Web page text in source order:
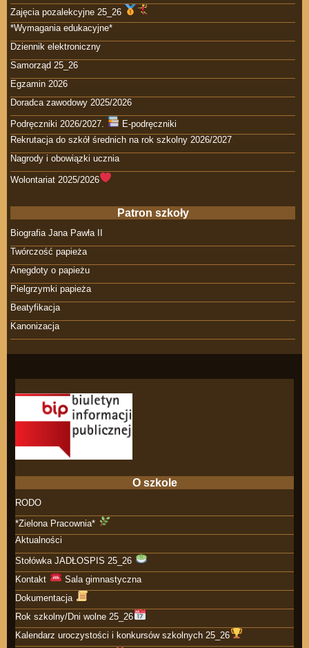
Zajęcia pozalekcyjne 25_26
*Wymagania edukacyjne*
Dziennik elektroniczny
Samorząd 25_26
Egzamin 2026
Doradca zawodowy 2025/2026
Podręczniki 2026/2027.
E-podręczniki
Rekrutacja do szkół średnich na rok szkolny 2026/2027
Nagrody i obowiązki ucznia
Wolontariat 2025/2026
Patron szkoły
Biografia Jana Pawła II
Twórczość papieża
Anegdoty o papieżu
Pielgrzymki papieża
Beatyfikacja
Kanonizacja
O szkole
RODO
*Zielona Pracownia*
Aktualności
Stołówka JADŁOSPIS 25_26
Kontakt
Sala gimnastyczna
Dokumentacja
Rok szkolny/Dni wolne 25_26
Kalendarz uroczystości i konkursów szkolnych 25_26